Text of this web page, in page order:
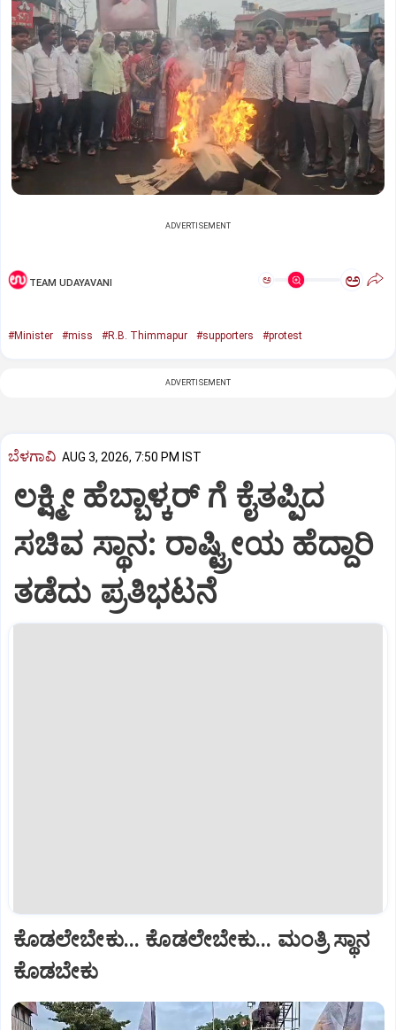
ADVERTISEMENT
TEAM UDAYAVANI ಅ ಅ
#Minister #miss #R.B. Thimmapur #supporters #protest
ADVERTISEMENT
ಬೆಳಗಾವಿ AUG 3, 2026, 7:50 PM IST
ಲಕ್ಷ್ಮೀ ಹೆಬ್ಬಾಳ್ಕರ್ ಗೆ ಕೈತಪ್ಪಿದ
ಸಚಿವ ಸ್ಥಾನ: ರಾಷ್ಟ್ರೀಯ ಹೆದ್ದಾರಿ
ತಡೆದು ಪ್ರತಿಭಟನೆ
ಕೊಡಲೇಬೇಕು... ಕೊಡಲೇಬೇಕು... ಮಂತ್ರಿ ಸ್ಥಾನ
ಕೊಡಬೇಕು